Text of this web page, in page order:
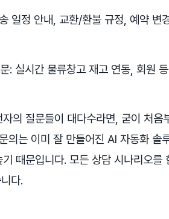
일정 안내, 교환/환불 규정, 예약 변
: 실시간 물류창고 재고 연동, 회원
의 질문들이 대다수라면, 굳이 처
의는 이미 잘 만들어진 AI 자동화 솔
때문입니다. 모든 상담 시나리오
다.